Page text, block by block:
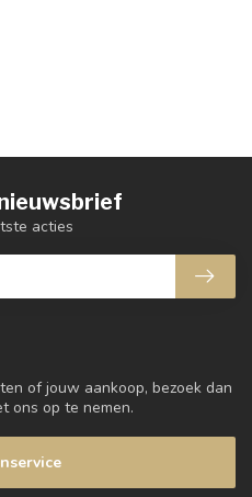
of jouw aankoop, bezoek dan
ons op te nemen.
acties